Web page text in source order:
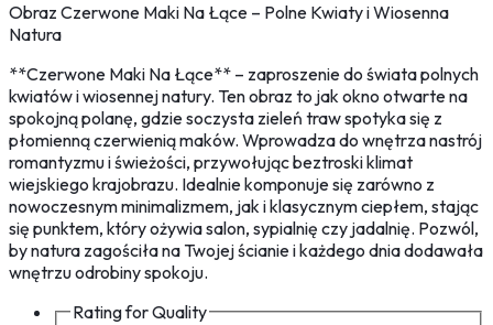
Obraz Czerwone Maki Na Łące – Polne Kwiaty i Wiosenna
Natura
**Czerwone Maki Na Łące** – zaproszenie do świata polnych
kwiatów i wiosennej natury. Ten obraz to jak okno otwarte na
spokojną polanę, gdzie soczysta zieleń traw spotyka się z
płomienną czerwienią maków. Wprowadza do wnętrza nastrój
romantyzmu i świeżości, przywołując beztroski klimat
wiejskiego krajobrazu. Idealnie komponuje się zarówno z
nowoczesnym minimalizmem, jak i klasycznym ciepłem, stając
się punktem, który ożywia salon, sypialnię czy jadalnię. Pozwól,
by natura zagościła na Twojej ścianie i każdego dnia dodawała
wnętrzu odrobiny spokoju.
Rating forQuality